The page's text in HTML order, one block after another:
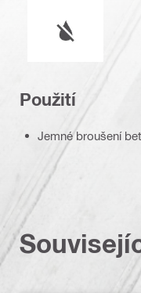
Použití
Jemné broušení